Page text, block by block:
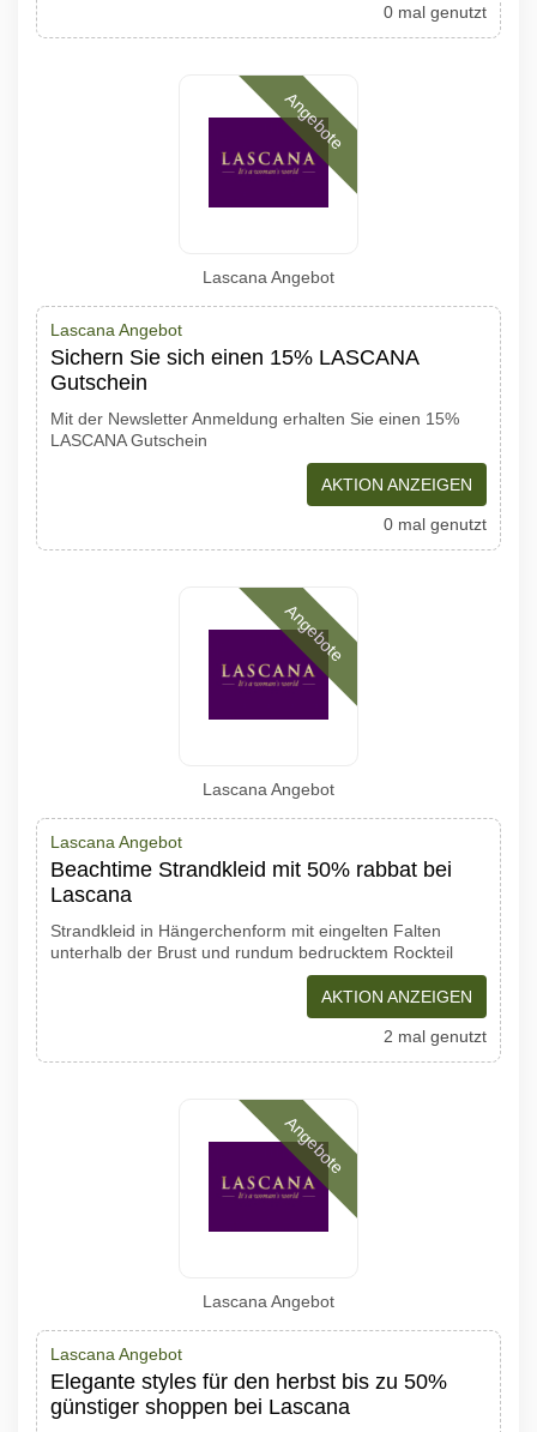
0 mal genutzt
Angebote
Lascana Angebot
Lascana Angebot
Sichern Sie sich einen 15% LASCANA
Gutschein
Mit der Newsletter Anmeldung erhalten Sie einen 15%
LASCANA Gutschein
AKTION ANZEIGEN
0 mal genutzt
Angebote
Lascana Angebot
Lascana Angebot
Beachtime Strandkleid mit 50% rabbat bei
Lascana
Strandkleid in Hängerchenform mit eingelten Falten
unterhalb der Brust und rundum bedrucktem Rockteil
AKTION ANZEIGEN
2 mal genutzt
Angebote
Lascana Angebot
Lascana Angebot
Elegante styles für den herbst bis zu 50%
günstiger shoppen bei Lascana